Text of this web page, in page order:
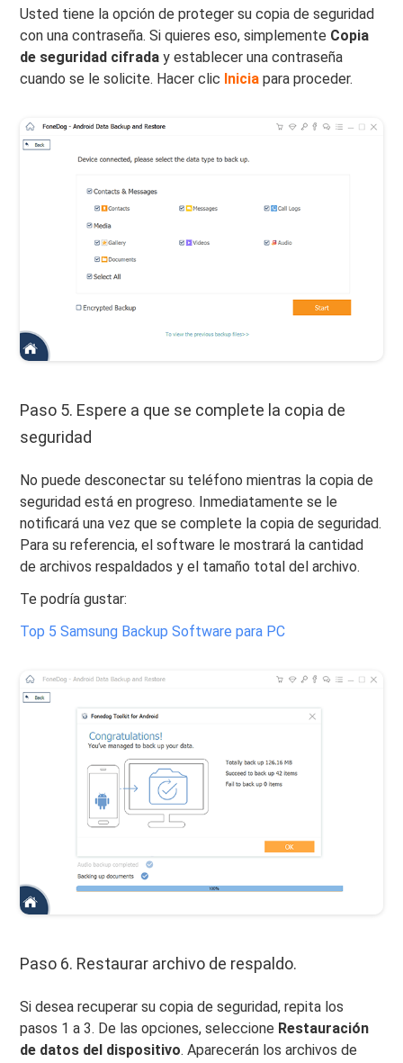
Usted tiene la opción de proteger su copia de seguridad
con una contraseña. Si quieres eso, simplemente Copia
de seguridad cifrada y establecer una contraseña
cuando se le solicite. Hacer clic Inicia para proceder.
Paso 5. Espere a que se complete la copia de
seguridad
No puede desconectar su teléfono mientras la copia de
seguridad está en progreso. Inmediatamente se le
notificará una vez que se complete la copia de seguridad.
Para su referencia, el software le mostrará la cantidad
de archivos respaldados y el tamaño total del archivo.
Te podría gustar:
Top 5 Samsung Backup Software para PC
Paso 6. Restaurar archivo de respaldo.
Si desea recuperar su copia de seguridad, repita los
pasos 1 a 3. De las opciones, seleccione Restauración
de datos del dispositivo. Aparecerán los archivos de